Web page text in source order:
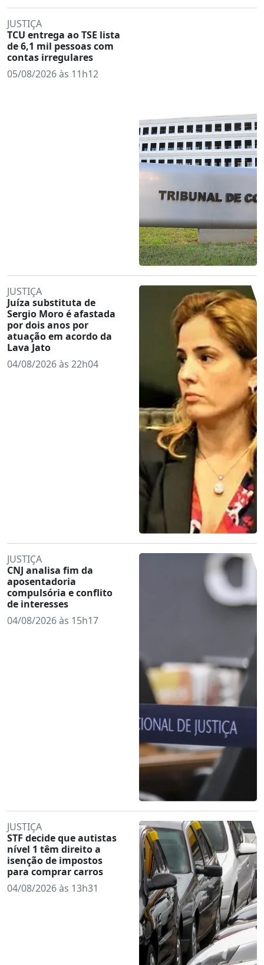
JUSTIÇA
TCU entrega ao TSE lista
de 6,1 mil pessoas com
contas irregulares
05/08/2026 às 11h12
JUSTIÇA
Juíza substituta de
Sergio Moro é afastada
por dois anos por
atuação em acordo da
Lava Jato
04/08/2026 às 22h04
JUSTIÇA
CNJ analisa fim da
aposentadoria
compulsória e conflito
de interesses
04/08/2026 às 15h17
JUSTIÇA
STF decide que autistas
nível 1 têm direito a
isenção de impostos
para comprar carros
04/08/2026 às 13h31